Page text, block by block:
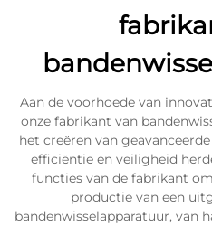
Aan de voorhoede van
onze fabrikant van
het creëren van
efficiëntie en veiligheid
functies van de fabrikant
productie van een
bandenwisselapparatuur, van